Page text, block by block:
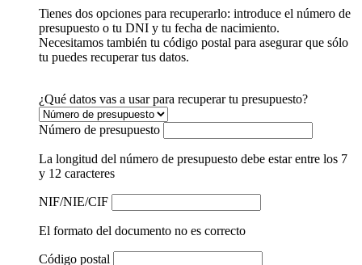
Tienes dos opciones para recuperarlo: introduce el número de
presupuesto o tu DNI y tu fecha de nacimiento.
Necesitamos también tu código postal para asegurar que sólo
tu puedes recuperar tus datos.
¿Qué datos vas a usar para recuperar tu presupuesto?
Número de presupuesto
La longitud del número de presupuesto debe estar entre los 7
y 12 caracteres
NIF/NIE/CIF
El formato del documento no es correcto
Código postal